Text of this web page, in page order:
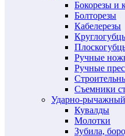
Бокорезы и
Болторезы
Кабелерезы
Ручные
Ручные
Съемники
Ударно-
Кувалды
Молотки
Зубила,